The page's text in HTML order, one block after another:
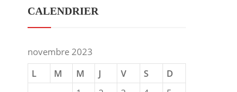
CALENDRIER
novembre 2023
L
M M J V S
D